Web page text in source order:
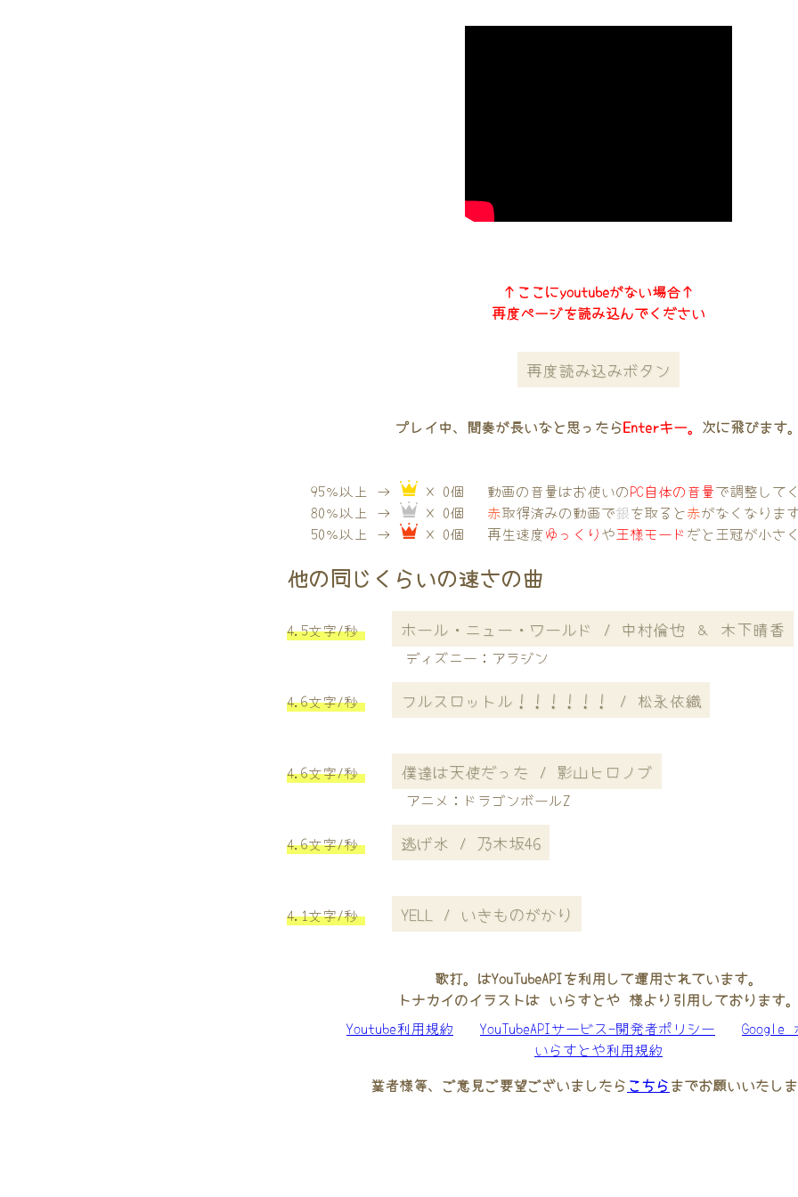
↑ここにyoutubeがない場合↑
再度ページを読み込んでください
再度読み込みボタン
プレイ中、間奏が長いなと思ったらEnterキー。 次に飛びます
95％以上 →
× 0個
80％以上 →
× 0個
50％以上 →
× 0個
動画の音量はお使いのPC自体の音量で調整して
赤取得済みの動画で銀を取ると赤がなくなりま
再生速度ゆっくりや王様モード だと王冠が小さ
他の同じくらいの速さの曲
4.5文字/秒 ホール・ニュー・ワールド / 中村倫也 ＆ 木下晴香
ディズニー：アラジン
4.6文字/秒 フルスロットル！！！！！！ / 松永依織
4.6文字/秒 僕達は天使だった / 影山ヒロノブ
アニメ：ドラゴンボールZ
4.6文字/秒 逃げ水 / 乃木坂46
4.1文字/秒 YELL / いきものがかり
歌打。はYouTubeAPIを利用して運用されています。
トナカイのイラストは いらすとや 様より引用しております
Youtube利用規約
YouTubeAPIサービス-開発者ポリシー
Google
いらすとや利用規約
業者様等、ご意見ご要望ございましたら こちらまでお願いいたし